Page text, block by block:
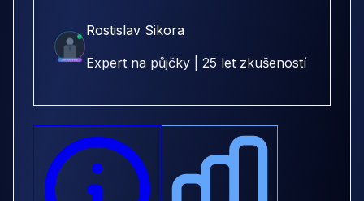
Rostislav Sikora
Expert na půjčky | 25 let zkušeností